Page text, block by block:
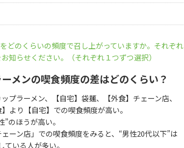
どのくらいの頻度で召し上がっていますか。それぞれ
知らせください。（それぞれ１つずつ選択）
メンの喫食頻度の差はどのくらい？
プラーメン、【自宅】袋麺、【外食】チェーン店、
より【自宅】での喫食頻度が高い。
のほうが高い。
ーン店」での喫食頻度をみると、“男性20代以下”は
いる人が多い。